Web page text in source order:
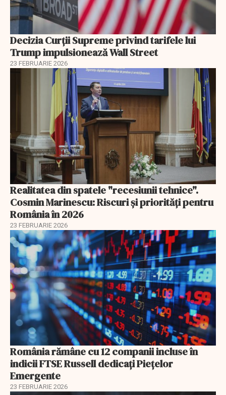
Decizia Curții Supreme privind tarifele lui
Trump impulsionează Wall Street
23 FEBRUARIE 2026
Realitatea din spatele "recesiunii tehnice".
Cosmin Marinescu: Riscuri și priorități pentru
România în 2026
23 FEBRUARIE 2026
România rămâne cu 12 companii incluse în
indicii FTSE Russell dedicați Piețelor
Emergente
23 FEBRUARIE 2026